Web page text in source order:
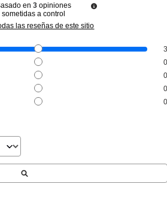
MUGLER
MUGLER ANGEL
NOVA EDP 50 ML
desde
en 3 opiniones
sometidas a control
las reseñas de este sitio